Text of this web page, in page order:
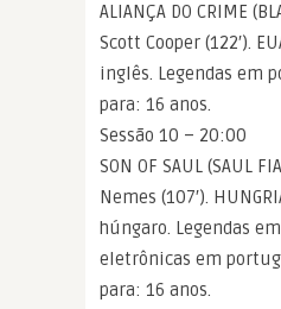
ALIANÇA DO CRIME
Scott Cooper (122′).
inglês. Legendas em
para: 16 anos.
Sessão 10 – 20:00
SON OF SAUL (SAUL
Nemes (107′).
húngaro. Legendas
eletrônicas em
para: 16 anos.